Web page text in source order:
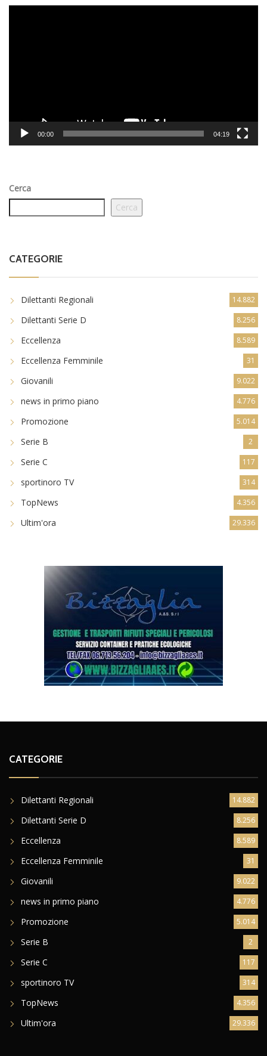
00:00 04:19
Cerca
Cerca
CATEGORIE
Dilettanti Regionali 14.882
Dilettanti Serie D 8.256
Eccellenza 8.589
Eccellenza Femminile 31
Giovanili 9.022
news in primo piano 4.776
Promozione 5.014
Serie B 2
Serie C 117
sportinoro TV 314
TopNews 4.356
Ultim'ora 29.336
CATEGORIE
Dilettanti Regionali 14.882
Dilettanti Serie D 8.256
Eccellenza 8.589
Eccellenza Femminile 31
Giovanili 9.022
news in primo piano 4.776
Promozione 5.014
Serie B 2
Serie C 117
sportinoro TV 314
TopNews 4.356
Ultim'ora 29.336